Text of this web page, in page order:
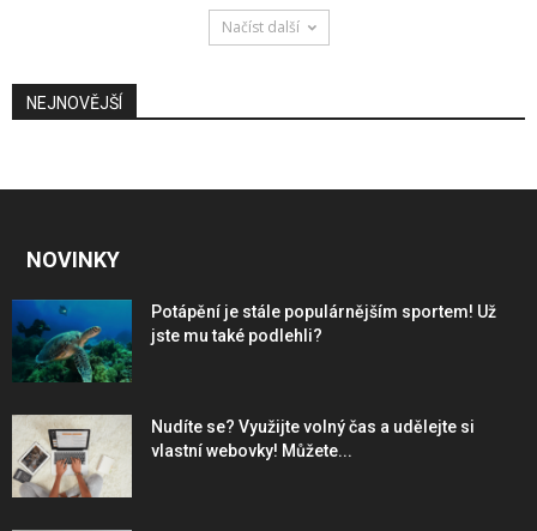
Načíst další
NEJNOVĚJŠÍ
NOVINKY
Potápění je stále populárnějším sportem! Už
jste mu také podlehli?
Nudíte se? Využijte volný čas a udělejte si
vlastní webovky! Můžete...